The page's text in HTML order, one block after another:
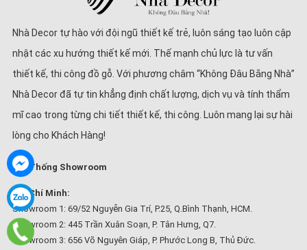
Nhà Decor tự hào với đội ngũ thiết kế trẻ, luôn sáng tạo luôn cập
nhật các xu hướng thiết kế mới. Thế mạnh chủ lực là tư vấn
thiết kế, thi công đồ gỗ. Với phương châm “Không Đâu Bằng Nhà”
Nhà Decor đã tự tin khẳng định chất lượng, dịch vụ và tính thẩm
mĩ cao trong từng chi tiết thiết kế, thi công. Luôn mang lại sự hài
lòng cho Khách Hàng!
Hệ Thống Showroom
Hồ Chí Minh:
Showroom 1: 69/52 Nguyễn Gia Trí, P.25, Q.Bình Thạnh, HCM.
Showroom 2: 445 Trần Xuân Soạn, P. Tân Hưng, Q7.
Showroom 3: 656 Võ Nguyên Giáp, P. Phước Long B, Thủ Đức.